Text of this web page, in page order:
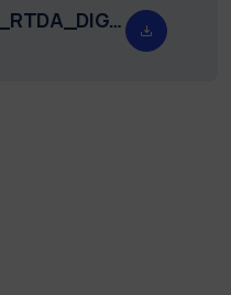
Relazione_finale_2023_RTDA_DIG_1.pdf